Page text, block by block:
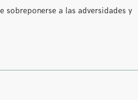
sobreponerse a las adversidades y